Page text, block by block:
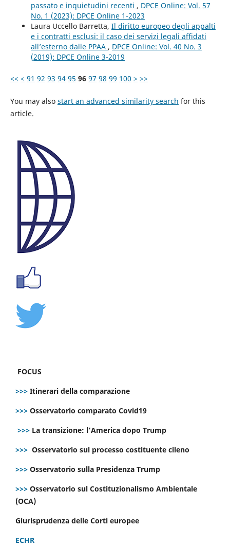
passato e inquietudini recenti , DPCE Online: Vol. 57
No. 1 (2023): DPCE Online 1-2023
Laura Uccello Barretta, Il diritto europeo degli appalti
e i contratti esclusi: il caso dei servizi legali affidati
all’esterno dalle PPAA , DPCE Online: Vol. 40 No. 3
(2019): DPCE Online 3-2019
<< < 91 92 93 94 95 96 97 98 99 100 > >>
You may also start an advanced similarity search for this
article.
FOCUS
>>> Itinerari della comparazione
>>> Osservatorio comparato Covid19
>>> La transizione: l’America dopo Trump
>>> Osservatorio sul processo costituente cileno
>>> Osservatorio sulla Presidenza Trump
>>> Osservatorio sul Costituzionalismo Ambientale
(OCA)
Giurisprudenza delle Corti europee
ECHR